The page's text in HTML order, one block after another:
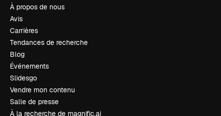
À propos de nous
Avis
Carrières
Tendances de recherche
Blog
Événements
Slidesgo
Vendre mon contenu
Salle de presse
À la recherche de magnific.ai